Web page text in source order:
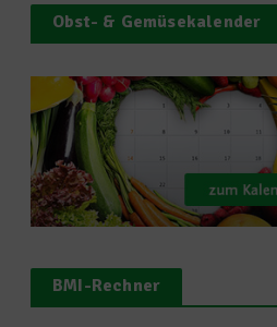
Obst- & Gemüsekalender
BMI-Rechner